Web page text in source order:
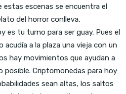
estas escenas se encuentra el
del horror conlleva,
es tu turno para ser guay. Pues el
a la plaza una vieja con un
hay movimientos que ayudan a
Criptomonedas para hoy
sean altas, los saltos